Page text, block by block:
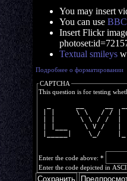
You may insert
You can use
Insert Flickr
Textual smileys
Подробнее о форматировании
CAPTCHA
This question is for testing
| |     \ \   / / |
| |      \ \ / /  |
| |___    \ V /   |
|_____|    \_/
Enter the code above: *
Enter the code depicted in